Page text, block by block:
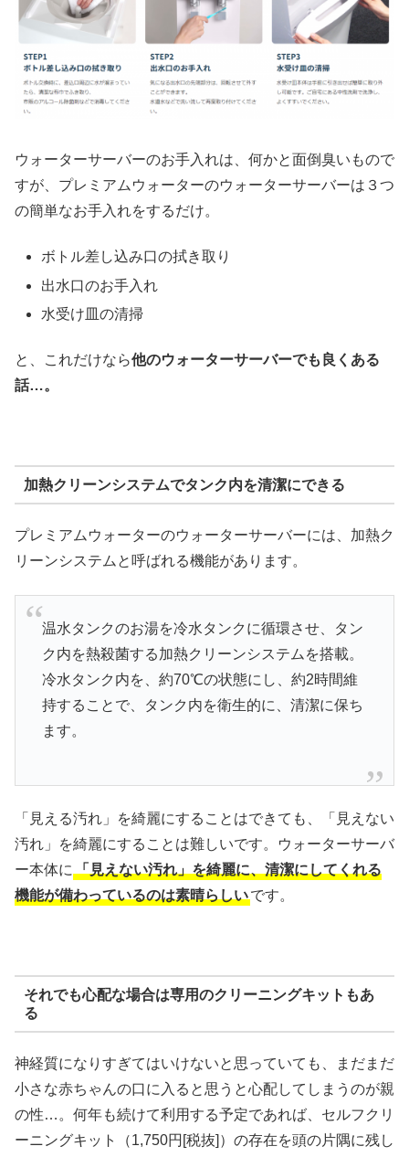
ウォーターサーバーのお手入れは、何かと面倒臭いもので
すが、プレミアムウォーターのウォーターサーバーは３つ
の簡単なお手入れをするだけ。
ボトル差し込み口の拭き取り
出水口のお手入れ
水受け皿の清掃
と、これだけなら他のウォーターサーバーでも良くある
話…。
加熱クリーンシステムでタンク内を清潔にできる
プレミアムウォーターのウォーターサーバーには、加熱ク
リーンシステムと呼ばれる機能があります。
温水タンクのお湯を冷水タンクに循環させ、タン
ク内を熱殺菌する加熱クリーンシステムを搭載。
冷水タンク内を、約70℃の状態にし、約2時間維
持することで、タンク内を衛生的に、清潔に保ち
ます。
「見える汚れ」を綺麗にすることはできても、「見えない
汚れ」を綺麗にすることは難しいです。ウォーターサーバ
ー本体に
「見えない汚れ」を綺麗に、清潔にしてくれる
機能が備わっているのは素晴らしいです。
それでも心配な場合は専用のクリーニングキットもあ
る
神経質になりすぎてはいけないと思っていても、まだまだ
小さな赤ちゃんの口に入ると思うと心配してしまうのが親
の性…。何年も続けて利用する予定であれば、セルフクリ
ーニングキット（1,750円[税抜]）の存在を頭の片隅に残し